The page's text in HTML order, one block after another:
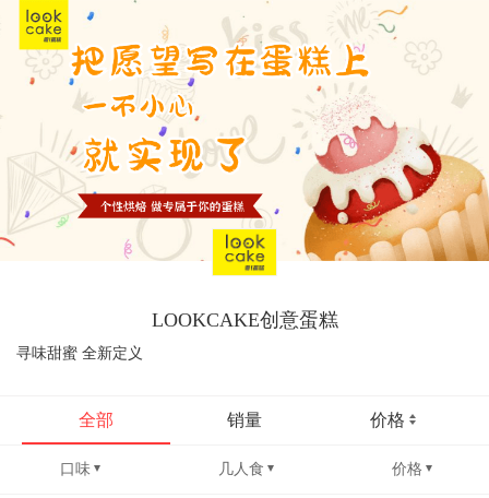
LOOKCAKE创意蛋糕
寻味甜蜜 全新定义
全部 销量 价格
口味 几人食 价格